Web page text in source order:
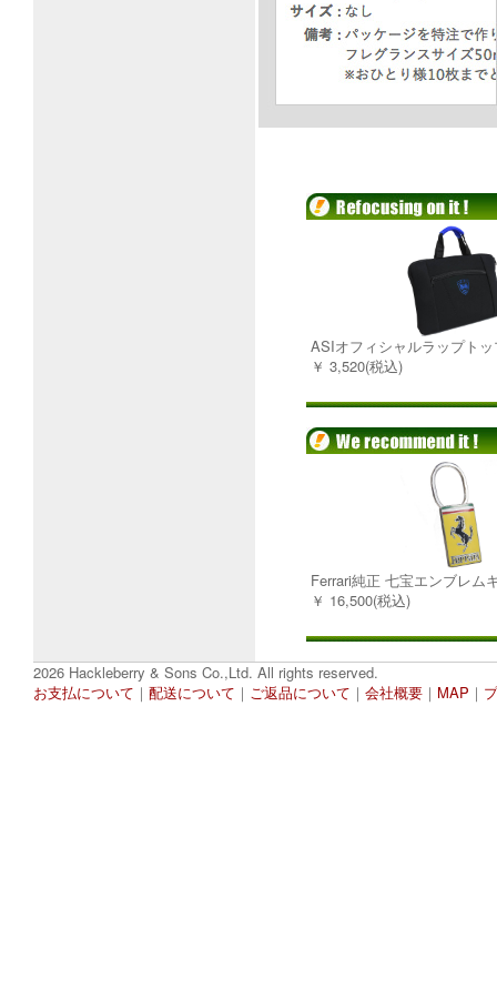
ASIオフィシャルラップト
￥ 3,520(税込)
Ferrari純正 七宝エンブレム
￥ 16,500(税込)
2026 Hackleberry & Sons Co.,Ltd. All rights reserved.
お支払について ｜ 配送について ｜ ご返品について ｜ 会社概要 ｜ MAP ｜